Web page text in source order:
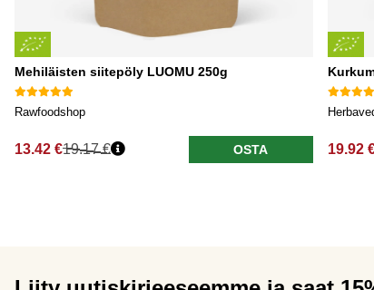
Mehiläisten siitepöly LUOMU 250g
Rawfoodshop
13.42 €19.17 € OSTA 19.92